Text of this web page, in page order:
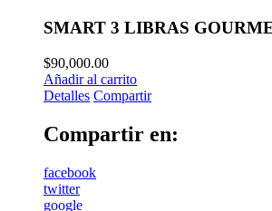
SMART 3 LIBRAS
$90,000.00
Añadir al carrito
Detalles Compartir
Compartir en:
facebook
twitter
google